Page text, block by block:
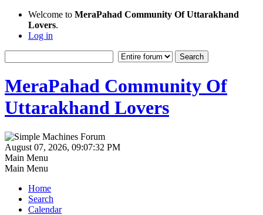
Welcome to MeraPahad Community Of Uttarakhand
Lovers.
Log in
MeraPahad Community Of
Uttarakhand Lovers
August 07, 2026, 09:07:32 PM
Main Menu
Main Menu
Home
Search
Calendar